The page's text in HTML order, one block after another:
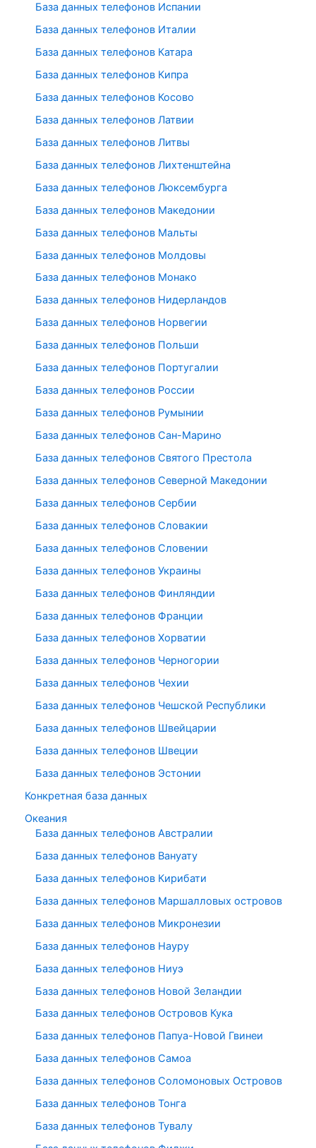
База данных телефонов Испании
База данных телефонов Италии
База данных телефонов Катара
База данных телефонов Кипра
База данных телефонов Косово
База данных телефонов Латвии
База данных телефонов Литвы
База данных телефонов Лихтенштейна
База данных телефонов Люксембурга
База данных телефонов Македонии
База данных телефонов Мальты
База данных телефонов Молдовы
База данных телефонов Монако
База данных телефонов Нидерландов
База данных телефонов Норвегии
База данных телефонов Польши
База данных телефонов Португалии
База данных телефонов России
База данных телефонов Румынии
База данных телефонов Сан-Марино
База данных телефонов Святого Престола
База данных телефонов Северной Македонии
База данных телефонов Сербии
База данных телефонов Словакии
База данных телефонов Словении
База данных телефонов Украины
База данных телефонов Финляндии
База данных телефонов Франции
База данных телефонов Хорватии
База данных телефонов Черногории
База данных телефонов Чехии
База данных телефонов Чешской Республики
База данных телефонов Швейцарии
База данных телефонов Швеции
База данных телефонов Эстонии
Конкретная база данных
Океания
База данных телефонов Австралии
База данных телефонов Вануату
База данных телефонов Кирибати
База данных телефонов Маршалловых островов
База данных телефонов Микронезии
База данных телефонов Науру
База данных телефонов Ниуэ
База данных телефонов Новой Зеландии
База данных телефонов Островов Кука
База данных телефонов Папуа-Новой Гвинеи
База данных телефонов Самоа
База данных телефонов Соломоновых Островов
База данных телефонов Тонга
База данных телефонов Тувалу